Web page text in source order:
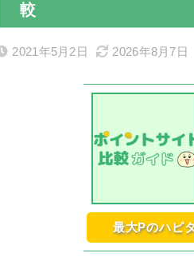
較
2021年5月2日 2026年8月7日
最大Pのハピ